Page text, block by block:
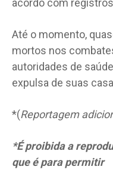
acordo com
Até o momento,
mortos nos
autoridades de
expulsa de suas
*(Reportagem
*É proibida a
que é para permitir